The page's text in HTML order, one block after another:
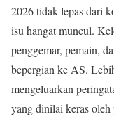
2026 tidak lepas dari
isu hangat muncul.
penggemar, pemain,
bepergian ke AS.
mengeluarkan
yang dinilai keras